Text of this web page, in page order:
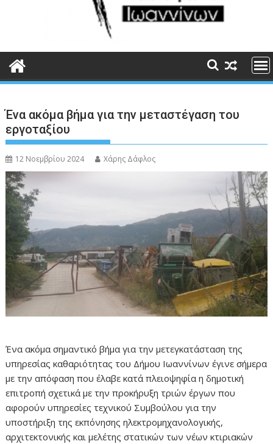
Ένα ακόμα βήμα για την μεταστέγαση του
εργοταξίου
12 Νοεμβρίου 2024 Χάρης Δάφλος
Ένα ακόμα σημαντικό βήμα για την μετεγκατάσταση της
υπηρεσίας καθαριότητας του Δήμου Ιωαννίνων έγινε σήμερα
με την απόφαση που έλαβε κατά πλειοψηφία η δημοτική
επιτροπή σχετικά με την προκήρυξη τριών έργων που
αφορούν υπηρεσίες τεχνικού Συμβούλου για την
υποστήριξη της εκπόνησης ηλεκτρομηχανολογικής,
αρχιτεκτονικής και μελέτης στατικών των νέων κτιριακών